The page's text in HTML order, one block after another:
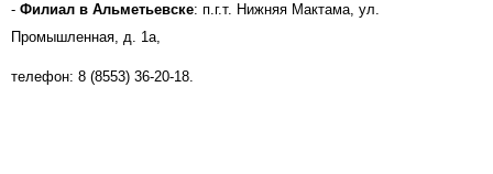
- Филиал в Альметьевске: п.г.т. Нижняя Мактама, ул.
Промышленная, д. 1а,
телефон: 8 (8553) 36-20-18.